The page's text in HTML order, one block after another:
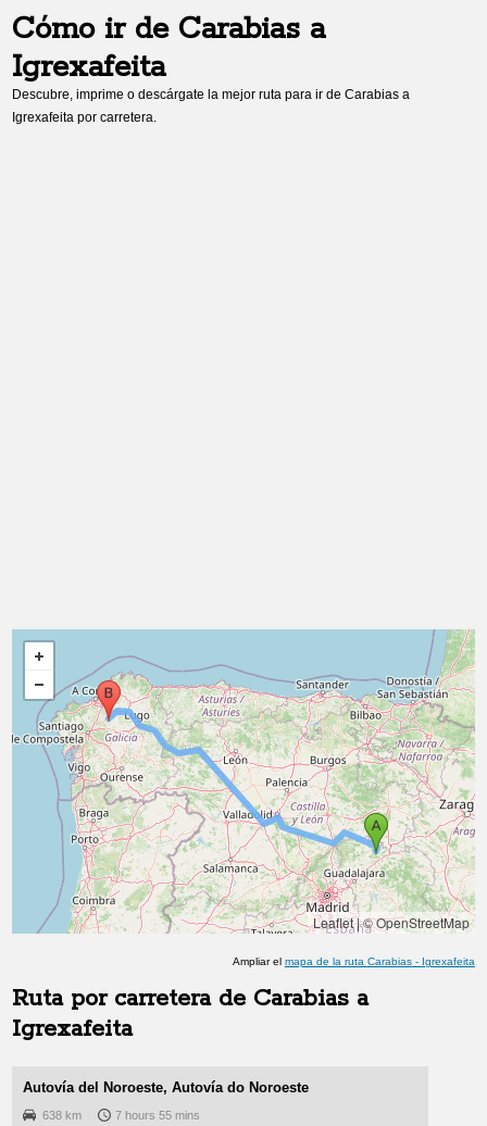
Cómo ir de Carabias a
Igrexafeita
Descubre, imprime o descárgate la mejor ruta para ir deCarabias a
Igrexafeita por carretera.
Leaflet|© OpenStreetMap
Ampliar el mapa de la ruta Carabias- Igrexafeita
Ruta por carretera de Carabias a
Igrexafeita
Autovía del Noroeste, Autovía do Noroeste
638 km 7 hours 55 mins